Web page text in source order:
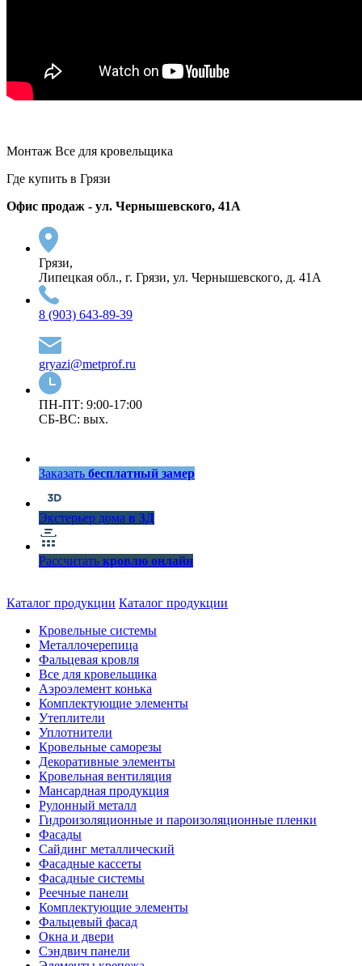
Монтаж Все для кровельщика
Где купить в Грязи
Офис продаж - ул. Чернышевского, 41А
Грязи,
Липецкая обл., г. Грязи, ул. Чернышевского, д. 41А
8 (903) 643-89-39
gryazi@metprof.ru
ПН-ПТ: 9:00-17:00
СБ-ВС: вых.
Заказать бесплатный замер
Экстерьер дома в 3Д
Рассчитать кровлю онлайн
Каталог продукции Каталог продукции
Кровельные системы
Металлочерепица
Фальцевая кровля
Все для кровельщика
Аэроэлемент конька
Комплектующие элементы
Утеплители
Уплотнители
Кровельные саморезы
Декоративные элементы
Кровельная вентиляция
Мансардная продукция
Рулонный металл
Гидроизоляционные и пароизоляционные пленки
Фасады
Сайдинг металлический
Фасадные кассеты
Фасадные системы
Реечные панели
Комплектующие элементы
Фальцевый фасад
Окна и двери
Сэндвич панели